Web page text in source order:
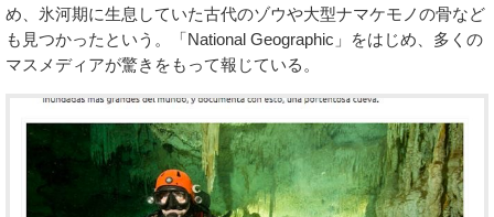
め、氷河期に生息していた古代のゾウや大型ナマケモノの骨など
も見つかったという。「National Geographic」をはじめ、多くの
マスメディアが驚きをもって報じている。